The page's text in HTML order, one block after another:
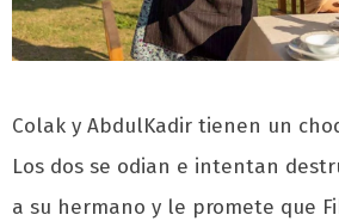
Colak y AbdulKadir tienen un
Los dos se odian e intentan
a su hermano y le promete que